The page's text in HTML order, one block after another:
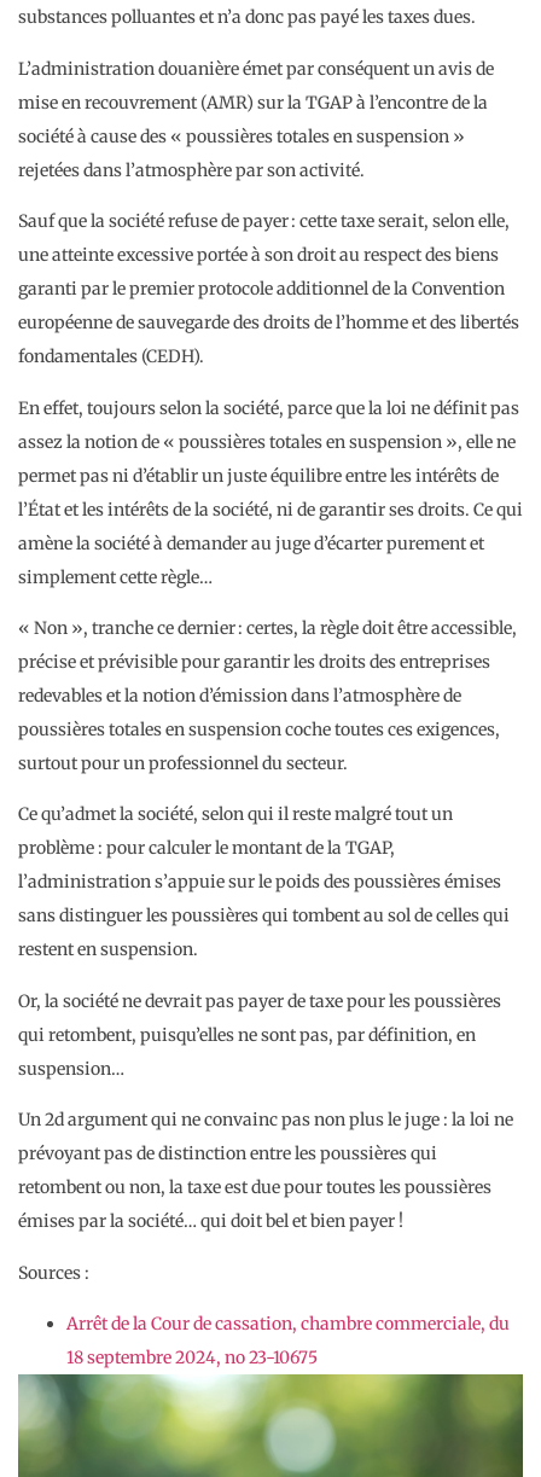
substances polluantes et n’a donc pas payé les taxes dues.
L’administration douanière émet par conséquent un avis de
mise en recouvrement (AMR) sur la TGAP à l’encontre de la
société à cause des « poussières totales en suspension »
rejetées dans l’atmosphère par son activité.
Sauf que la société refuse de payer : cette taxe serait, selon elle,
une atteinte excessive portée à son droit au respect des biens
garanti par le premier protocole additionnel de la Convention
européenne de sauvegarde des droits de l’homme et des libertés
fondamentales (CEDH).
En effet, toujours selon la société, parce que la loi ne définit pas
assez la notion de « poussières totales en suspension », elle ne
permet pas ni d’établir un juste équilibre entre les intérêts de
l’État et les intérêts de la société, ni de garantir ses droits. Ce qui
amène la société à demander au juge d’écarter purement et
simplement cette règle…
« Non », tranche ce dernier : certes, la règle doit être accessible,
précise et prévisible pour garantir les droits des entreprises
redevables et la notion d’émission dans l’atmosphère de
poussières totales en suspension coche toutes ces exigences,
surtout pour un professionnel du secteur.
Ce qu’admet la société, selon qui il reste malgré tout un
problème : pour calculer le montant de la TGAP,
l’administration s’appuie sur le poids des poussières émises
sans distinguer les poussières qui tombent au sol de celles qui
restent en suspension.
Or, la société ne devrait pas payer de taxe pour les poussières
qui retombent, puisqu’elles ne sont pas, par définition, en
suspension…
Un 2d argument qui ne convainc pas non plus le juge : la loi ne
prévoyant pas de distinction entre les poussières qui
retombent ou non, la taxe est due pour toutes les poussières
émises par la société… qui doit bel et bien payer !
Sources :
Arrêt de la Cour de cassation, chambre commerciale, du
18 septembre 2024, no 23-10675